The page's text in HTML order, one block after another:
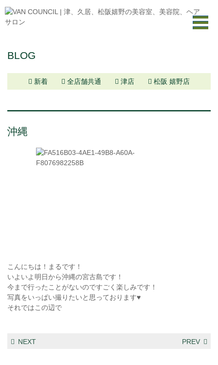
BLOG
新着 全店舗共通 津店 松阪 嬉野店
沖縄
こんにちは！まるです！
いよいよ明日から沖縄の宮古島です！
今まで行ったことがないのですごく楽しみです！
写真をいっぱい撮りたいと思っております♥️
それではこの辺で
NEXT PREV